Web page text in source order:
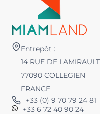
Entrepôt :
14 RUE DE LAMIRAULT
77090 COLLEGIEN
FRANCE
+33 (0) 9 70 79 24 81
+33 6 72 40 90 24